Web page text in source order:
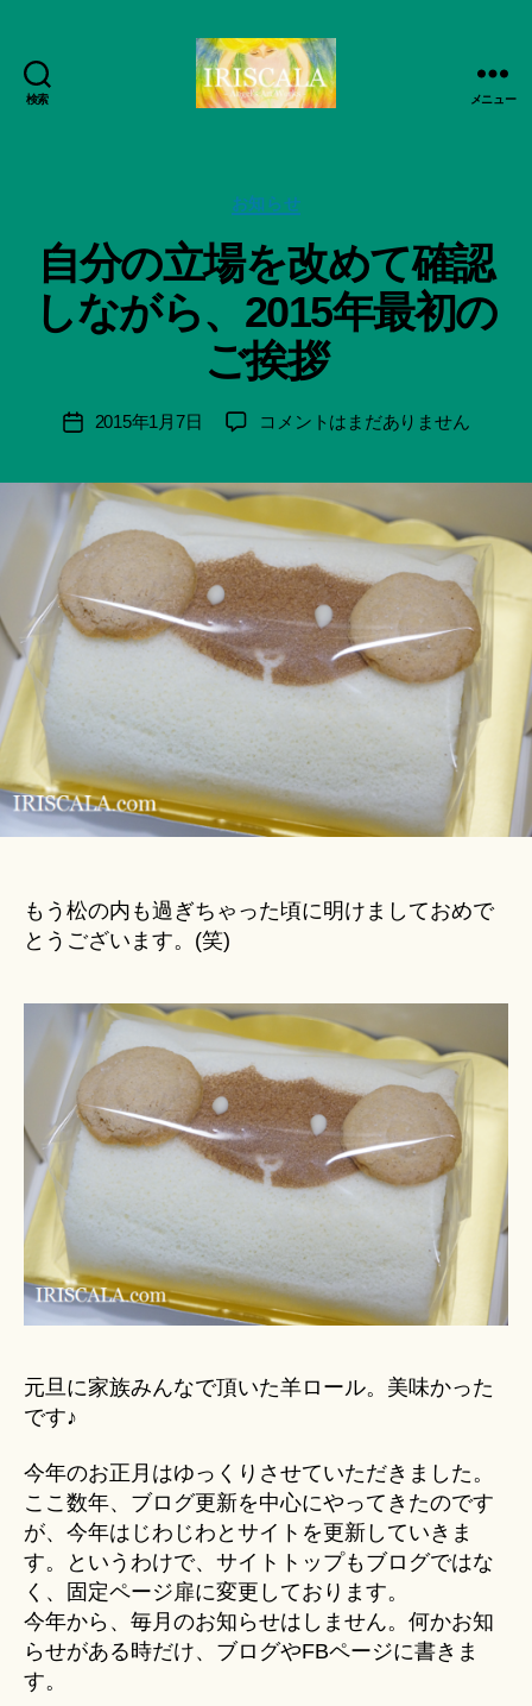
検索
日
活
動
記
録・
作
品
IRISCALA
メニュー
カ
ゴ
リ
ー
お知らせ
自分の立場を改めて確認
しながら、2015年最初の
ご挨拶
投
:
船
智
日
月
＊
u
a
Hi
ts
u
ki
＊
投
2015年1月7日
自
立
場
改
め
て
確
認
し
な
が
ら、
2015
年
の
へ
の
コメントはまだありません
もう松の内も過ぎちゃった頃に明けましておめで
とうございます。(笑)
元旦に家族みんなで頂いた羊ロール。美味かった
です♪
今年のお正月はゆっくりさせていただきました。
ここ数年、ブログ更新を中心にやってきたのです
が、今年はじわじわとサイトを更新していきま
す。というわけで、サイトトップもブログではな
く、固定ページ扉に変更しております。
今年から、毎月のお知らせはしません。何かお知
らせがある時だけ、ブログやFBページに書きま
す。